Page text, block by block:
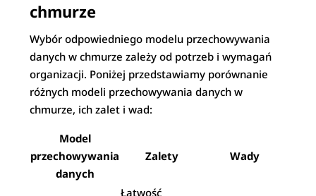
chmurze
Wybór odpowiedniego modelu przechowywania
danych w chmurze zależy od potrzeb i wymagań
organizacji. Poniżej przedstawiamy porównanie
różnych modeli przechowywania danych w
chmurze, ich zalet i wad:
Model
przechowywania
danych
Zalety Wady
Łatwość